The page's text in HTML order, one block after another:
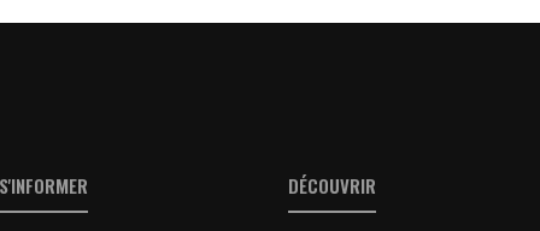
S'INFORMER DÉCOUVRIR